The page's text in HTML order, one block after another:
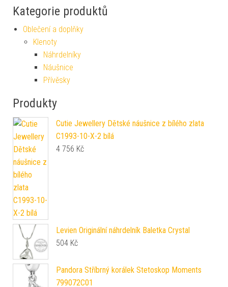
Kategorie produktů
Oblečení a doplňky
Klenoty
Náhrdelníky
Náušnice
Přívěsky
Produkty
Cutie Jewellery Dětské náušnice z bílého zlata
C1993-10-X-2 bílá
4 756 Kč
Levien Originální náhrdelník Baletka Crystal
504 Kč
Pandora Stříbrný korálek Stetoskop Moments
799072C01